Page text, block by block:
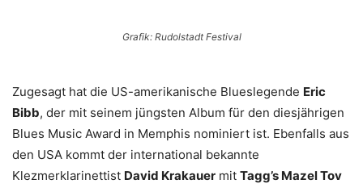
Grafik: Rudolstadt Festival
Zugesagt hat die US-amerikanische Blueslegende Eric
Bibb, der mit seinem jüngsten Album für den diesjährigen
Blues Music Award in Memphis nominiert ist. Ebenfalls aus
den USA kommt der international bekannte
Klezmerklarinettist David Krakauer mit Tagg’s Mazel Tov